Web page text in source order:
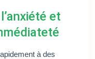
et
à des